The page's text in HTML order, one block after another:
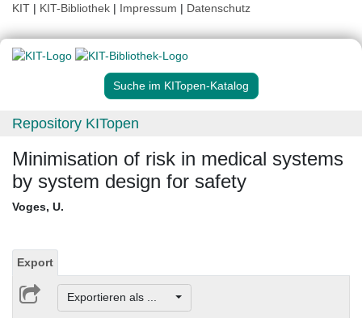
KIT | KIT-Bibliothek | Impressum | Datenschutz
Suche im KITopen-Katalog
Repository KITopen
Minimisation of risk in medical systems
by system design for safety
Voges, U.
Export
Exportieren als ...